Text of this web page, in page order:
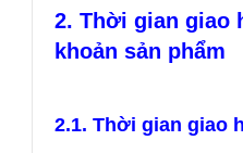
2. Thời gian giao
khoản sản phẩm
2.1. Thời gian giao